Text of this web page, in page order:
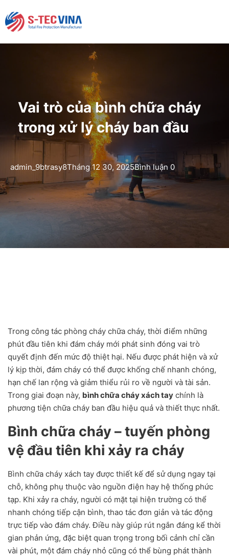
Vai trò của bình chữa cháy
trong xử lý cháy ban đầu
admin_9btrasy8Tháng 12 30, 2025Bình luận 0
Trong công tác phòng cháy chữa cháy, thời điểm những
phút đầu tiên khi đám cháy mới phát sinh đóng vai trò
quyết định đến mức độ thiệt hại. Nếu được phát hiện và xử
lý kịp thời, đám cháy có thể được khống chế nhanh chóng,
hạn chế lan rộng và giảm thiểu rủi ro về người và tài sản.
Trong giai đoạn này, bình chữa cháy xách tay chính là
phương tiện chữa cháy ban đầu hiệu quả và thiết thực nhất.
Bình chữa cháy – tuyến phòng
vệ đầu tiên khi xảy ra cháy
Bình chữa cháy xách tay được thiết kế để sử dụng ngay tại
chỗ, không phụ thuộc vào nguồn điện hay hệ thống phức
tạp. Khi xảy ra cháy, người có mặt tại hiện trường có thể
nhanh chóng tiếp cận bình, thao tác đơn giản và tác động
trực tiếp vào đám cháy. Điều này giúp rút ngắn đáng kể thời
gian phản ứng, đặc biệt quan trọng trong bối cảnh chỉ cần
vài phút, một đám cháy nhỏ cũng có thể bùng phát thành